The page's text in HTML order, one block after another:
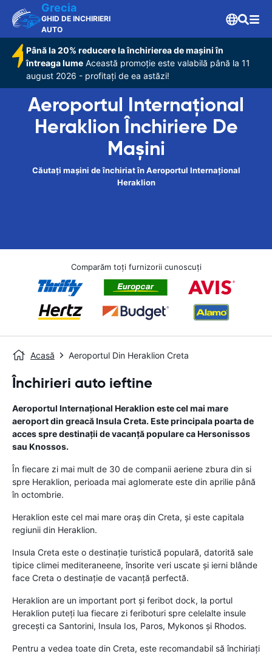
Grecia
GHID DE INCHIRIERI
AUTO
Până la 20% reducere la închirierea de mașini în
întreaga lume Această promoție este valabilă până la 11
august 2026 - profitați de ea astăzi!
Aeroportul Internațional
Heraklion Închiriere De
Maşini
Căutați mașini de închiriat în Aeroportul Internațional
Heraklion
Comparăm toți furnizorii cunoscuți
Acasă Aeroportul Din Heraklion Creta
Închirieri auto ieftine
Aeroportul Internaţional Heraklion este cel mai mare
aeroport din greacă Insula Creta. Este principala poarta de
acces spre destinaţii de vacanţă populare ca Hersonissos
sau Knossos.
În fiecare zi mai mult de 30 de companii aeriene zbura din si
spre Heraklion, perioada mai aglomerate este din aprilie până
în octombrie.
Heraklion este cel mai mare oraş din Creta, şi este capitala
regiunii din Heraklion.
Insula Creta este o destinaţie turistică populară, datorită sale
tipice climei mediteraneene, însorite veri uscate şi ierni blânde
face Creta o destinaţie de vacanţă perfectă.
Heraklion are un important port şi feribot dock, la portul
Heraklion puteţi lua fiecare zi feriboturi spre celelalte insule
greceşti ca Santorini, Insula Ios, Paros, Mykonos şi Rhodos.
Pentru a vedea toate din Creta, este recomandabil să închiriaţi